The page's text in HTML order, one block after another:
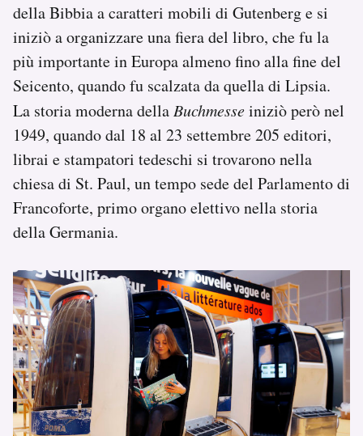
della Bibbia a caratteri mobili di Gutenberg e si
iniziò a organizzare una fiera del libro, che fu la
più importante in Europa almeno fino alla fine del
Seicento, quando fu scalzata da quella di Lipsia.
La storia moderna della Buchmesseiniziò però nel
1949, quando dal 18 al 23 settembre 205 editori,
librai e stampatori tedeschi si trovarono nella
chiesa di St. Paul, un tempo sede del Parlamento di
Francoforte, primo organo elettivo nella storia
della Germania.